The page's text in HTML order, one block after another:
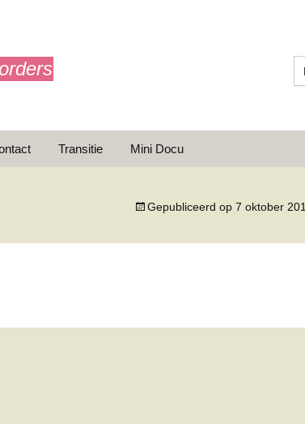
Transitie Mini Docu
Gepubliceerd op 7 oktober